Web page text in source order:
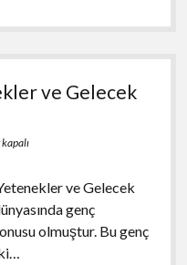
ve Gelecek
ve Gelecek
genç
olmuştur. Bu genç